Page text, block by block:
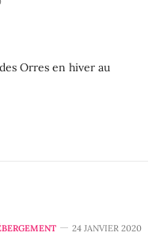
Orres en hiver au
24 JANVIER 2020